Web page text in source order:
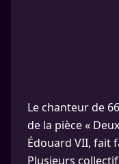
Le chanteur de
de la pièce «
Édouard VII, fait
Plusieurs